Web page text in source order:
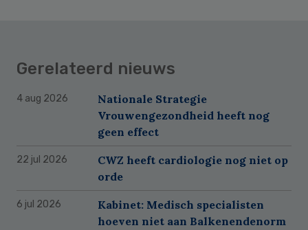
Gerelateerd nieuws
4 aug 2026
Nationale Strategie
Vrouwengezondheid heeft nog
geen effect
22 jul 2026
CWZ heeft cardiologie nog niet op
orde
6 jul 2026
Kabinet: Medisch specialisten
hoeven niet aan Balkenendenorm